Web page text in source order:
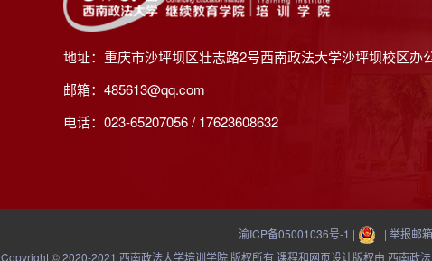
地址：重庆市沙坪坝区壮志路2号西南政法大学沙坪坝校区办
邮箱：485613@qq.com
电话：023-65207056 / 17623608632
渝ICP备05001036号-1 |
| | 举报邮
Copyright © 2020-2021 西南政法大学培训学院 版权所有 课程和网页设计版权由 西南政